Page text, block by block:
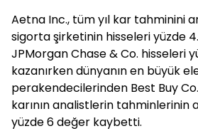
Aetna Inc., tüm yıl kar tahminini
sigorta şirketinin hisseleri yüzde
JPMorgan Chase & Co. hisseleri
kazanırken dünyanın en büyük
perakendecilerinden Best Buy
karının analistlerin tahminlerinin
yüzde 6 değer kaybetti.